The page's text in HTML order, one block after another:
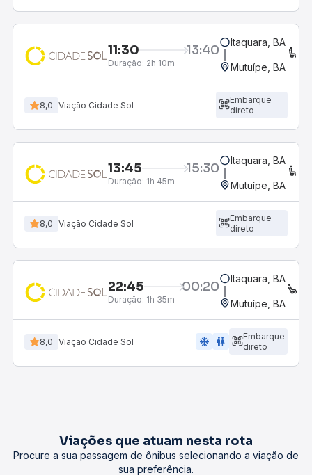
11:30 13:40
Duração: 2h 10m
Itaquara, BA
Mutuípe, BA
8,0 Viação Cidade Sol
Embarque
direto
13:45 15:30
Duração: 1h 45m
Itaquara, BA
Mutuípe, BA
8,0 Viação Cidade Sol
Embarque
direto
22:45 00:20
Duração: 1h 35m
Itaquara, BA
Mutuípe, BA
8,0 Viação Cidade Sol ac_unit wc
Embarque
direto
Viações que atuam nesta rota
Procure a sua passagem de ônibus selecionando a viação de
sua preferência.